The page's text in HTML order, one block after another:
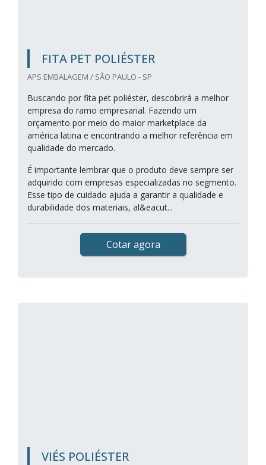
FITA PET POLIÉSTER
APS EMBALAGEM / SÃO PAULO - SP
Buscando por fita pet poliéster, descobrirá a melhor
empresa do ramo empresarial. Fazendo um
orçamento por meio do maior marketplace da
américa latina e encontrando a melhor referência em
qualidade do mercado.
É importante lembrar que o produto deve sempre ser
adquirido com empresas especializadas no segmento.
Esse tipo de cuidado ajuda a garantir a qualidade e
durabilidade dos materiais, al&eacut...
Cotar agora
VIÉS POLIÉSTER